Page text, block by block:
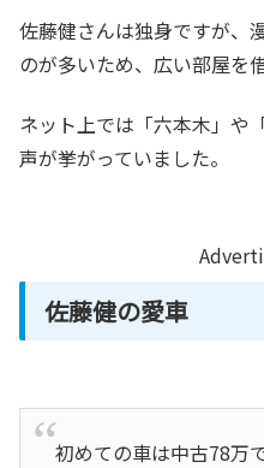
佐藤健さんは独身ですが、
のが多いため、広い部屋を
ネット上では「六本木」や
声が挙がっていました。
佐藤健の愛車
初めての車は中古78万